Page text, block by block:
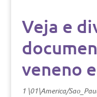
Veja e
veneno
1 \01\America/